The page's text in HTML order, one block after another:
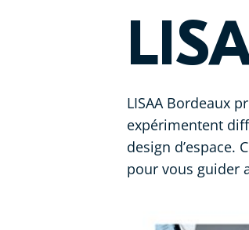
LISAA Bordeaux
expérimentent
design
pour vous guider